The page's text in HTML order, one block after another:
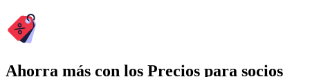
Ahorra más con los Precios para socios